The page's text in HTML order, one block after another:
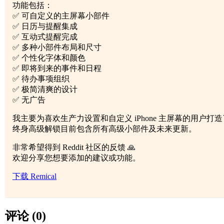
功能包括：
✅ 可自定义的主屏幕小部件
✅ 日历与提醒集成
✅ 互动式提醒完成
✅ 多种小部件布局和尺寸
✅ 个性化字体和颜色
✅ 即将到来的事件和日程
✅ 待办事项组织
✅ 极简清爽的设计
✅ 无广告
我主要为喜欢生产力设置和自定义 iPhone 主屏幕的用户打造
终身高级解锁目前包含所有高级小部件及未来更新。
非常希望得到 Reddit 社区的反馈 🙏
欢迎分享您想要添加的建议或功能。
下载 Remical
评论 (0)